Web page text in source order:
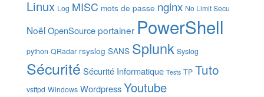
Linux Log MISC mots de passe nginx No Limit Secu
NoëlOpenSourceportainer PowerShell
python QRadar rsyslog SANS Splunk Syslog
Sécurité Sécurité Informatique Tests TP Tuto
vsftpd Windows WordpressYoutube